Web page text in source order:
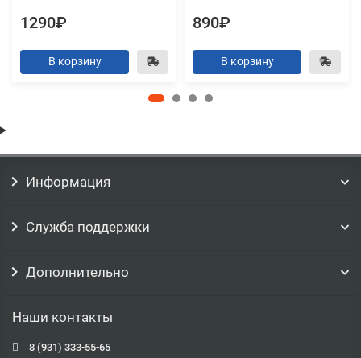
1290₽
В корзину
890₽
В корзину
Информация
Служба поддержки
Дополнительно
Наши контакты
8 (931) 333-55-65